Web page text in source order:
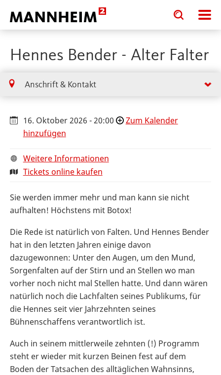
Toggle
search
input
Toggle
search
input
Hennes Bender - Alter Falter
Anschrift & Kontakt
16. Oktober 2026 - 20:00
Zum Kalender
hinzufügen
Weitere Informationen
Tickets online kaufen
Sie werden immer mehr und man kann sie nicht
aufhalten! Höchstens mit Botox!
Die Rede ist natürlich von Falten. Und Hennes Bender
hat in den letzten Jahren einige davon
dazugewonnen: Unter den Augen, um den Mund,
Sorgenfalten auf der Stirn und an Stellen wo man
vorher noch nicht mal Stellen hatte. Und dann wären
natürlich noch die Lachfalten seines Publikums, für
die Hennes seit vier Jahrzehnten seines
Bühnenschaffens verantwortlich ist.
Auch in seinem mittlerweile zehnten (!) Programm
steht er wieder mit kurzen Beinen fest auf dem
Boden der Tatsachen des alltäglichen Wahnsinns,